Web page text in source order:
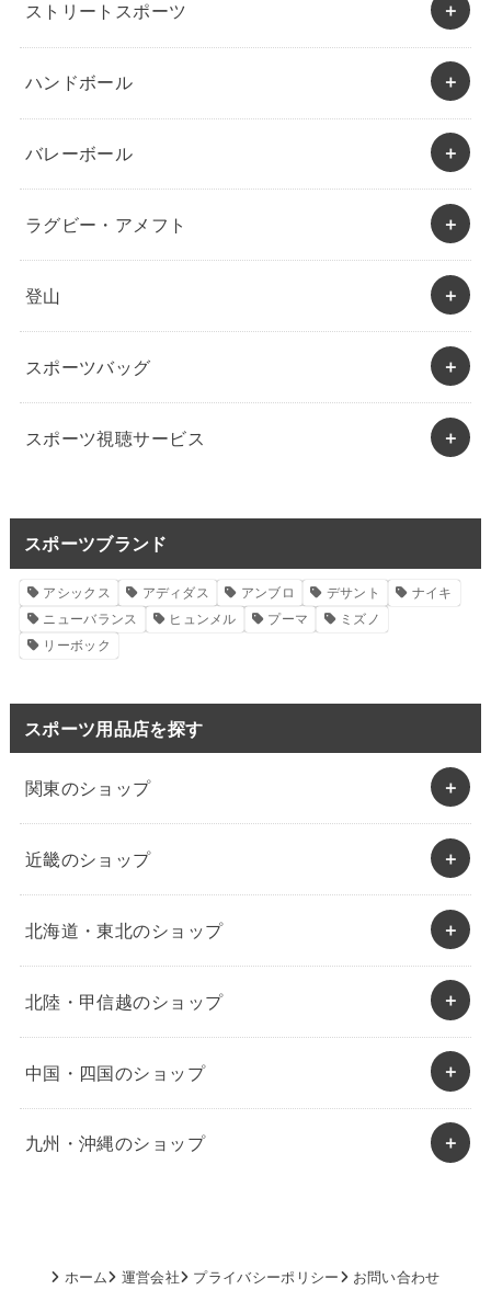
ストリートスポーツ
ハンドボール
バレーボール
ラグビー・アメフト
登山
スポーツバッグ
スポーツ視聴サービス
スポーツブランド
アシックス アディダス アンブロ デサント
ナイキ
ニューバランス
ヒュンメル プーマ
ミズノ
リーボック
スポーツ用品店を探す
関東のショップ
近畿のショップ
北海道・東北のショップ
北陸・甲信越のショップ
中国・四国のショップ
九州・沖縄のショップ
ホーム 運営会社 プライバシーポリシー お問い合わせ